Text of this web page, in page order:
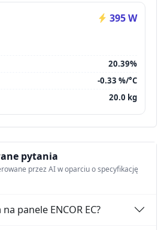
395 W
20.39%
-0.33 %/°C
20.0 kg
pytania
przez AI w oparciu o specyfikację
panele ENCOR EC?